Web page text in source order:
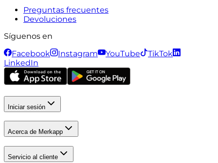
Preguntas frecuentes
Devoluciones
Síguenos en
Facebook
Instagram YouTube
TikTok
LinkedIn
Iniciar sesión
Acerca de Merkapp
Servicio al cliente